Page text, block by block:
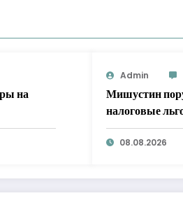
на
Admin
Мишустин
налоговые
08.08.2026